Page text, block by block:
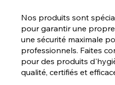
Nos produits sont
pour garantir une
une sécurité maximale
professionnels. Faites
pour des produits
qualité, certifiés et